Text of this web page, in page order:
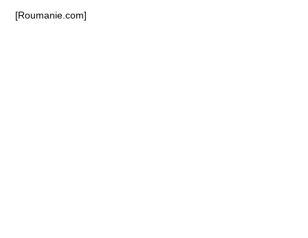
[Roumanie.com]